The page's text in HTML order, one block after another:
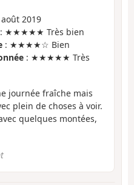
2019
: ★★★★★ Très bien
: ★★★★☆ Bien
: ★★★★★ Très
journée fraîche mais
plein de choses à voir.
quelques montées,